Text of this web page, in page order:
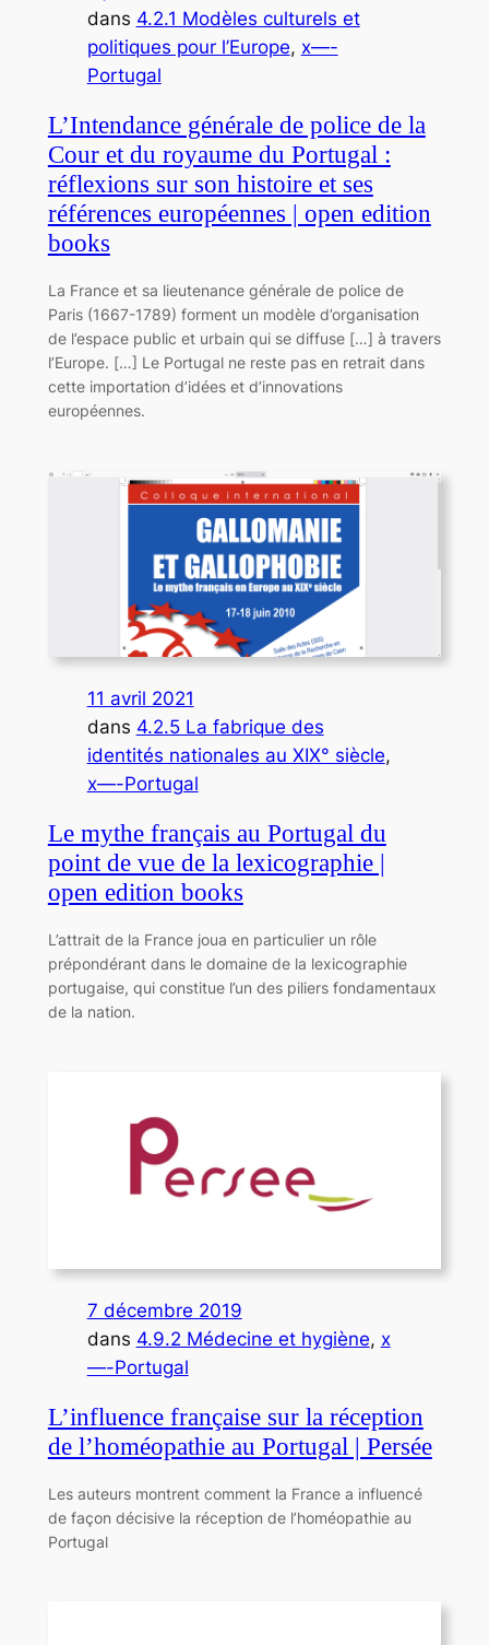
dans 4.2.1 Modèles culturels et
politiques pour l’Europe, x—-
Portugal
L’Intendance générale de police de la
Cour et du royaume du Portugal :
réflexions sur son histoire et ses
références européennes | open edition
books
La France et sa lieutenance générale de police de
Paris (1667-1789) forment un modèle d’organisation
de l’espace public et urbain qui se diffuse […] à travers
l’Europe. […] Le Portugal ne reste pas en retrait dans
cette importation d’idées et d’innovations
européennes.
11 avril 2021
dans 4.2.5 La fabrique des
identités nationales au XIX° siècle
x—-Portugal
Le mythe français au Portugal du
point de vue de la lexicographie |
open edition books
L’attrait de la France joua en particulier un rôle
prépondérant dans le domaine de la lexicographie
portugaise, qui constitue l’un des piliers fondamentaux
de la nation.
7 décembre 2019
dans 4.9.2 Médecine et hygiène, x
—-Portugal
L’influence française sur la réception
de l’homéopathie au Portugal | Persée
Les auteurs montrent comment la France a influencé
de façon décisive la réception de l’homéopathie au
Portugal